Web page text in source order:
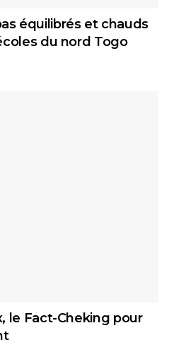
équilibrés et chauds
du nord Togo
le Fact-Cheking pour